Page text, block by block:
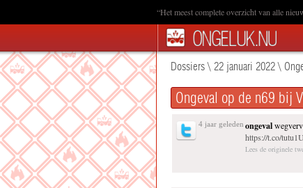
“Het meest complete overzicht van alle
Dossiers\ 22 januari 2022\
Ongeval op de n69 bij
4 jaar geleden ongeval
https://t.co/
Lees de originele